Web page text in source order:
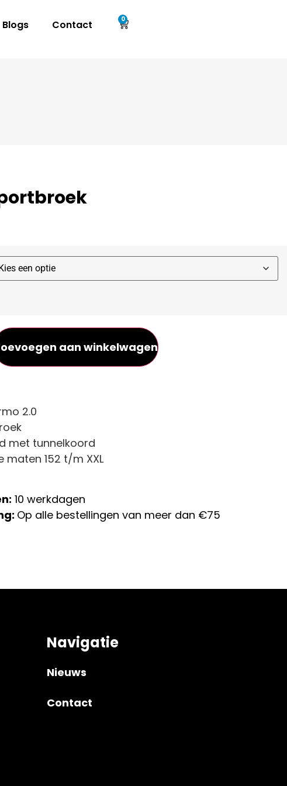
Blogs Contact 0
aan winkelwagen
2.0
met tunnelkoord
maten 152 t/m XXL
10 werkdagen
Op alle bestellingen van meer dan €75
Navigatie
Nieuws
Contact